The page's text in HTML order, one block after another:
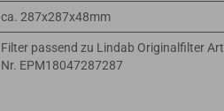
ca. 287x287x48mm
Filter passend zu Lindab Originalfilter
Nr. EPM18047287287